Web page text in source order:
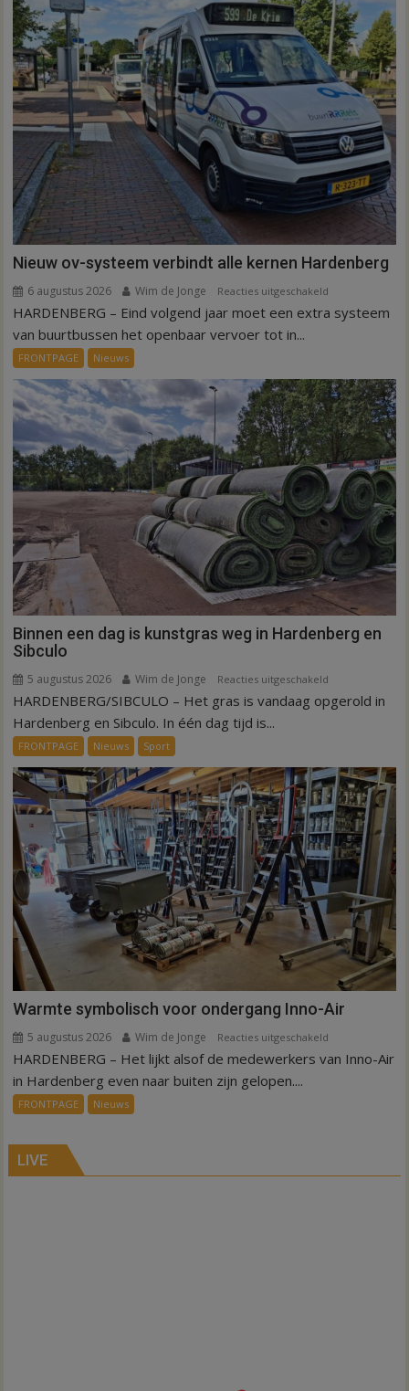
Nieuw ov-systeem verbindt alle kernen Hardenberg
6 augustus 2026 Wim de Jonge Reacties uitgeschakeld
Nieuw
alle
kernen
Hardenberg
HARDENBERG – Eind volgend jaar moet een extra systeem
van buurtbussen het openbaar vervoer tot in...
FRONTPAGE Nieuws
Binnen een dag is kunstgras weg in Hardenberg en
Sibculo
5 augustus 2026 Wim de Jonge Reacties uitgeschakeld
Binnen
kunstgras
weg
in
Hardenberg
en
Sibculo
HARDENBERG/SIBCULO – Het gras is vandaag opgerold in
Hardenberg en Sibculo. In één dag tijd is...
FRONTPAGE Nieuws Sport
Warmte symbolisch voor ondergang Inno-Air
5 augustus 2026 Wim de Jonge Reacties uitgeschakeld
Warmte
HARDENBERG – Het lijkt alsof de medewerkers van Inno-Air
in Hardenberg even naar buiten zijn gelopen....
FRONTPAGE Nieuws
LIVE